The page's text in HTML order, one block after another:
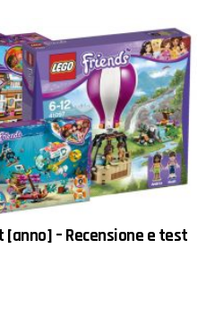
[anno] – Recensione e test